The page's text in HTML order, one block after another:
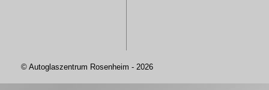
© Autoglaszentrum Rosenheim - 2026